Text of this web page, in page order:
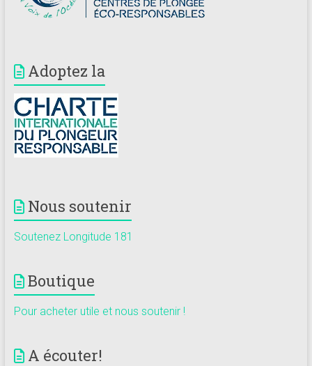
Adoptez la
Nous soutenir
Soutenez Longitude 181
Boutique
Pour acheter utile et nous soutenir !
A écouter!